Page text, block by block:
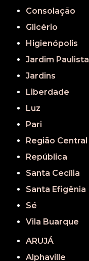
Consolação
Glicério
Higienópolis
Jardim Paulista
Jardins
Liberdade
Luz
Pari
Região Central
República
Santa Cecília
Santa Efigênia
Sé
Vila Buarque
ARUJÁ
Alphaville